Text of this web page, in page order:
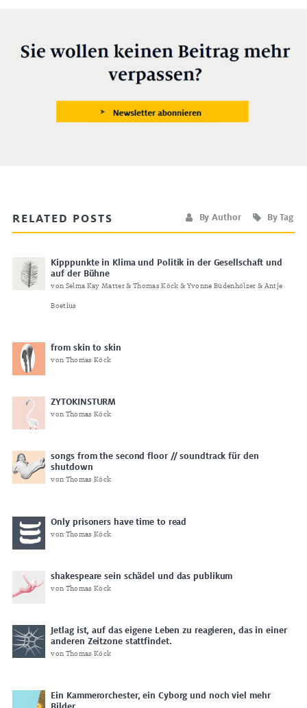
RELATED POSTS By Author By Tag
Kipppunkte in Klima und Politik in der Gesellschaft und
auf der Bühne
von Selma Kay Matter & Thomas Köck & Yvonne Büdenhölzer & Antje
Boetius
from skin to skin
von Thomas Köck
ZYTOKINSTURM
von Thomas Köck
songs from the second floor // soundtrack für den
shutdown
von Thomas Köck
Only prisoners have time to read
von Thomas Köck
shakespeare sein schädel und das publikum
von Thomas Köck
Jetlag ist, auf das eigene Leben zu reagieren, das in einer
anderen Zeitzone stattfindet.
von Thomas Köck
Ein Kammerorchester, ein Cyborg und noch viel mehr